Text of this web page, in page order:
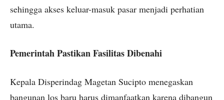
sehingga akses keluar-masuk pasar menjadi perhatian
utama.
Pemerintah Pastikan Fasilitas Dibenahi
Kepala Disperindag Magetan Sucipto menegaskan
bangunan los baru harus dimanfaatkan karena dibangun